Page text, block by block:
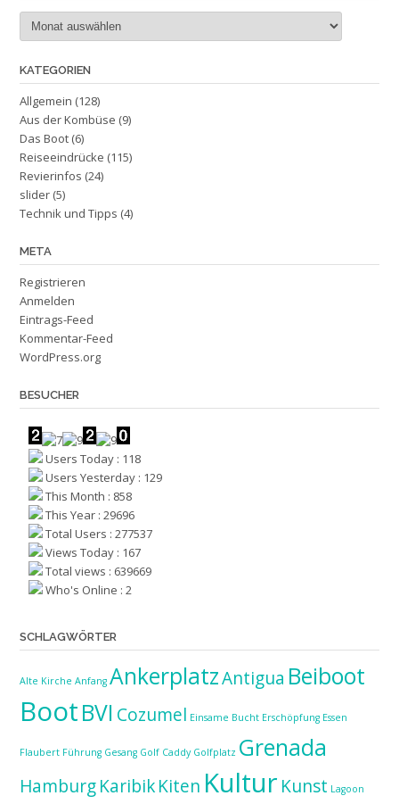
Archiv
KATEGORIEN
Allgemein (128)
Aus der Kombüse (9)
Das Boot (6)
Reiseeindrücke (115)
Revierinfos (24)
slider (5)
Technik und Tipps (4)
META
Registrieren
Anmelden
Eintrags-Feed
Kommentar-Feed
WordPress.org
BESUCHER
Users Today : 118
Users Yesterday : 129
This Month : 858
This Year : 29696
Total Users : 277537
Views Today : 167
Total views : 639669
Who's Online : 2
SCHLAGWÖRTER
Alte Kirche Anfang AnkerplatzAntigua Beiboot
BootBVI Cozumel Einsame Bucht Erschöpfung Essen
Flaubert Führung Gesang Golf Caddy Golfplatz Grenada
HamburgKaribikKiten Kultur Kunst Lagoon